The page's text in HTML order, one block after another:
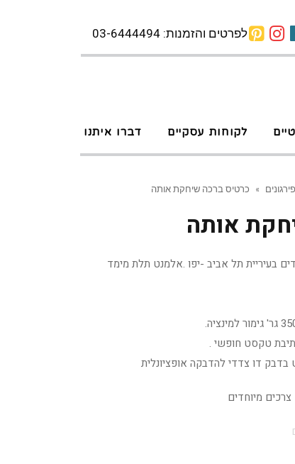
לפרטים והזמנות: 03-6444494
לקוחות עסקיים דברו איתנו
פירגונים » כרטיס ברכה שיחקת אותה
אותה
בעיריית תל אביב -יפו .אלמנט תלת מימד
טקסט חופשי .
בדבק דו צדדי להדבקה אופציונלית
מיוחדים